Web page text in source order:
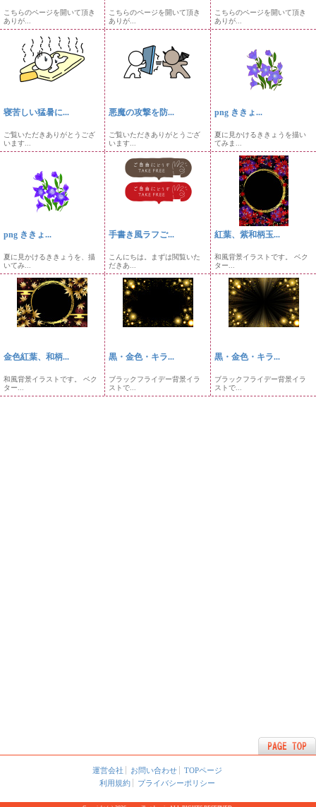
こちらのページを開いて頂き
ありが...
こちらのページを開いて頂き
ありが...
こちらのページを開いて頂き
ありが...
寝苦しい猛暑に...
ご覧いただきありがとうござ
います...
悪魔の攻撃を防...
ご覧いただきありがとうござ
います...
png ききょ...
夏に見かけるききょうを描い
てみま...
png ききょ...
夏に見かけるききょうを、描
いてみ...
手書き風ラフご...
こんにちは。まずは閲覧いた
だきあ...
紅葉、紫和柄玉...
和風背景イラストです。 ベク
ター...
金色紅葉、和柄...
和風背景イラストです。 ベク
ター...
黒・金色・キラ...
ブラックフライデー背景イラ
ストで...
黒・金色・キラ...
ブラックフライデー背景イラ
ストで...
運営会社 お問い合わせ
TOPページ
利用規約
プライバシーポリシー